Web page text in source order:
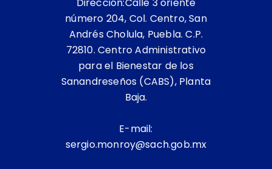
Dirección:Calle 3 oriente
número 204, Col. Centro, San
Andrés Cholula, Puebla. C.P.
72810. Centro Administrativo
para el Bienestar de los
Sanandreseños (CABS), Planta
Baja.
E-mail:
sergio.monroy@sach.gob.mx